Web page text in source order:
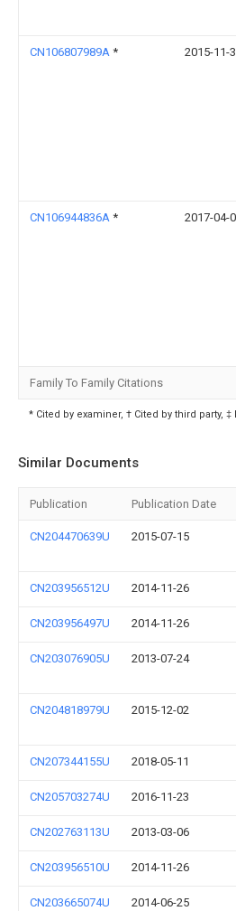
CN106807989A * 2015-11-
CN106944836A * 2017-04-
Family To Family Citations
* Cited by examiner, † Cited by third party,
Similar Documents
Publication Publication Date
CN204470639U 2015-07-15
CN203956512U 2014-11-26
CN203956497U 2014-11-26
CN203076905U 2013-07-24
CN204818979U 2015-12-02
CN207344155U 2018-05-11
CN205703274U 2016-11-23
CN202763113U 2013-03-06
CN203956510U 2014-11-26
CN203665074U 2014-06-25